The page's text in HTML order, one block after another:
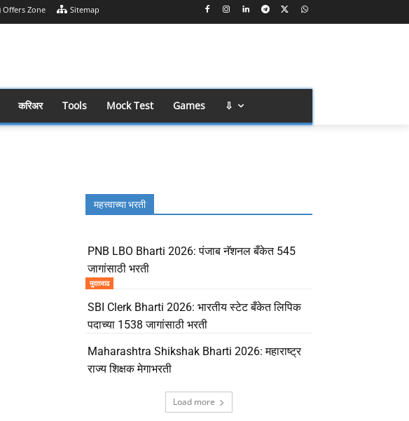
Offers Zone Sitemap
करिअर Tools Mock Test Games ⇩
महत्त्वाच्या भरती
PNB LBO Bharti 2026: पंजाब नॅशनल बँकेत 545
जागांसाठी भरती
मुदतवाढ
SBI Clerk Bharti 2026: भारतीय स्टेट बँकेत लिपिक
पदाच्या 1538 जागांसाठी भरती
Maharashtra Shikshak Bharti 2026: महाराष्ट्र
राज्य शिक्षक मेगाभरती
Load more